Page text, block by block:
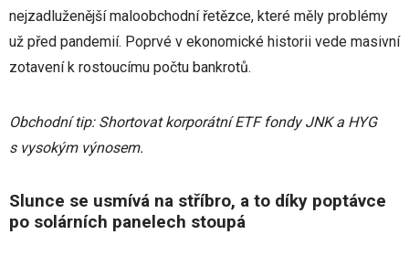
nejzadluženější maloobchodní řetězce, které měly problémy
už před pandemií. Poprvé v ekonomické historii vede masivní
zotavení k rostoucímu počtu bankrotů.
Obchodní tip: Shortovat korporátní ETF fondy JNK a HYG
s vysokým výnosem.
Slunce se usmívá na stříbro, a to díky poptávce
po solárních panelech stoupá